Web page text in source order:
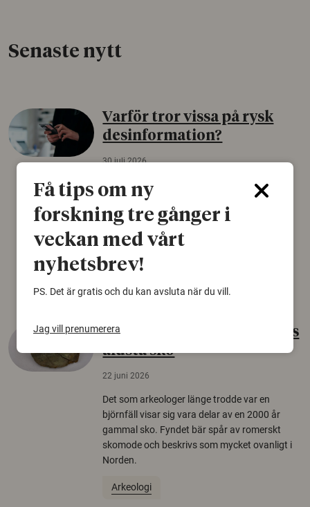
Senaste nytt
Varför tror vissa på rysk
desinformation?
30 juli 2026
Personer som är mer benägna att tro på
konspirationsteorier är ofta mer mottagliga
för rysk desinformation. Det visar en studie
från Försvarshögskolan med deltagare i fyra
europeiska länder.
Säkerhetspolitik
Gammalt skinn var Sveriges
äldsta sko
22 juni 2026
Det som arkeologer länge trodde var en
björnfäll visar sig vara delar av en 2000 år
gammal sko. Fyndet bär spår av romerskt
skomode och beskrivs som mycket ovanligt i
Norden.
Arkeologi
Få tips om ny
forskning tre gånger i
veckan med vårt
nyhetsbrev!
PS. Det är gratis och du kan avsluta när du vill.
Jag vill prenumerera